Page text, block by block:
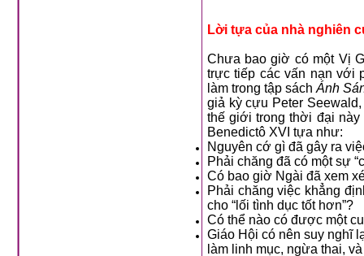
Lời tựa của nhà nghiên
Chưa bao giờ có một Vị Giáo Hoàng, trong một cuộc phỏng vấn dài của một cuốn sách, xử lý
trực tiếp các vấn nạn với phạm vi bao
làm trong tập sách Ánh
giả kỳ cựu Peter Seewald, cuốn sách này đã đối đầu trực tiếp vào một số vấn nạn lớn nhất mà
thế giới trong thời đại này đang trực
Benedictô XVI tựa như:
Phải chăng đã có một sự
Có bao giờ Ngài đã xem
Phải chăng việc khẳng định sự tốt
cho “lối tình dục tốt hơn”?
Giáo Hội có nên suy nghĩ lại về các giáo huấn Công Giáo về đời sống độc thân linh mục, phụ nữ